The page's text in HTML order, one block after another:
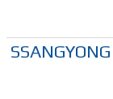
SSANGYONG